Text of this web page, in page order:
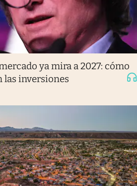
ya mira a 2027: cómo
inversiones